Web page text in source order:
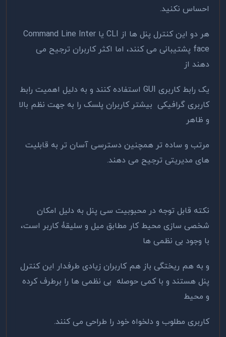
احساس نکنید.
هر دو این کنترل پنل ها از CLI یا Command Line Inter
face پشتیبانی می کنند، اما اکثر کاربران ترجیح می
دهند از
یک رابط کاربری GUI استفاده کنند و به دلیل اهمیت رابط
کاربری گرافیکی بیشتر کاربران پلسک را به جهت نظم بالا
و ظاهر
مرتب و ساده تر همچنین دسترسی آسان تر به قابلیت
های مدیریتی ترجیح می دهند.
نکته قابل توجه در محبوبیت سی پنل به دلیل امکان
شخصی سازی محیط کار مطابق میل و سلیقۀ کاربر است،
با وجود بی نظمی ها
و به هم ریختگی باز هم کاربران زیادی طرفدار این کنترل
پنل هستند و با کمی حوصله بی نظمی ها را برطرف کرده
و محیط
کاربری مطلوب و دلخواه خود را طراحی می کنند.